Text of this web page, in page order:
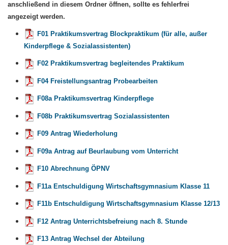
anschließend in diesem Ordner öffnen, sollte es fehlerfrei
angezeigt werden.
F01 Praktikumsvertrag Blockpraktikum (für alle, außer
Kinderpflege & Sozialassistenten)
F02 Praktikumsvertrag begleitendes Praktikum
F04 Freistellungsantrag Probearbeiten
F08a Praktikumsvertrag Kinderpflege
F08b Praktikumsvertrag Sozialassistenten
F09 Antrag Wiederholung
F09a Antrag auf Beurlaubung vom Unterricht
F10 Abrechnung ÖPNV
F11a Entschuldigung Wirtschaftsgymnasium Klasse 11
F11b Entschuldigung Wirtschaftsgymnasium Klasse 12/13
F12 Antrag Unterrichtsbefreiung nach 8. Stunde
F13 Antrag Wechsel der Abteilung